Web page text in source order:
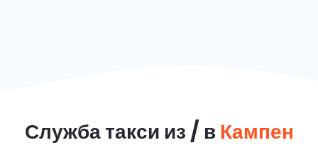
Служба такси из / в Кампен